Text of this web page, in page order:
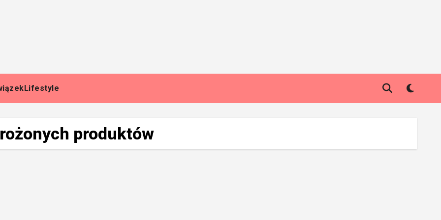
Lifestyle
produktów